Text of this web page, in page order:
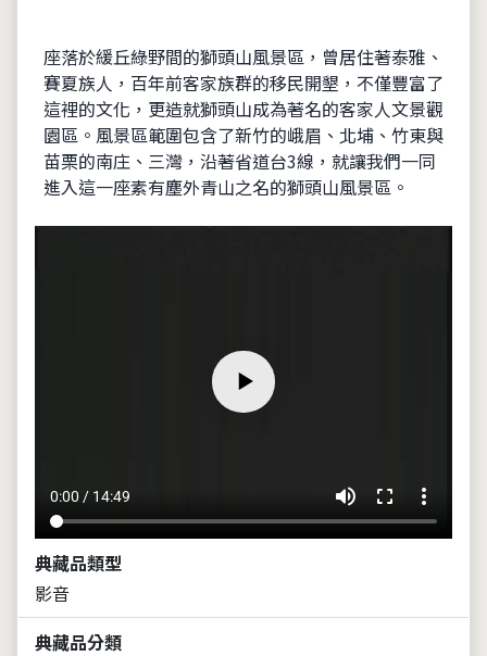
座落於緩丘綠野間的獅頭山風景區，曾居住著泰雅、
賽夏族人，百年前客家族群的移民開墾，不僅豐富了
這裡的文化，更造就獅頭山成為著名的客家人文景觀
園區。風景區範圍包含了新竹的峨眉、北埔、竹東與
苗栗的南庄、三灣，沿著省道台3線，就讓我們一同
進入這一座素有塵外青山之名的獅頭山風景區。
0:00 / 14:49 volume_up fullscreen more_vert
典藏品類型
影音
典藏品分類